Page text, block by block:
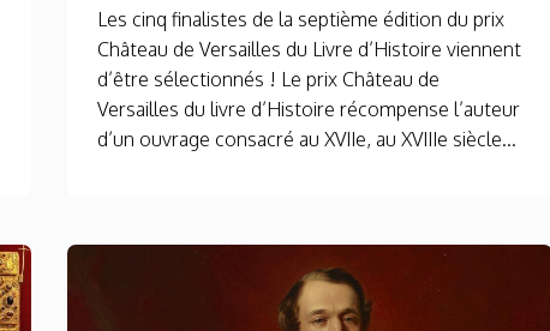
Les cinq finalistes de la septième édition du prix
Château de Versailles du Livre d’Histoire viennent
d’être sélectionnés ! Le prix Château de
Versailles du livre d’Histoire récompense l’auteur
d’un ouvrage consacré au XVIIe, au XVIIIe siècle...